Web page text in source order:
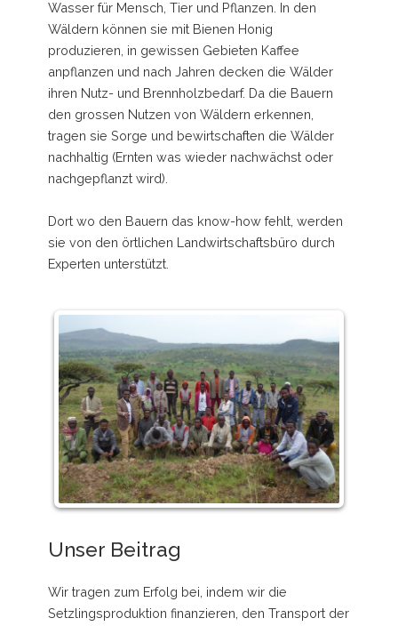
Wasser für Mensch, Tier und Pflanzen. In den
Wäldern können sie mit Bienen Honig
produzieren, in gewissen Gebieten Kaffee
anpflanzen und nach Jahren decken die Wälder
ihren Nutz- und Brennholzbedarf. Da die Bauern
den grossen Nutzen von Wäldern erkennen,
tragen sie Sorge und bewirtschaften die Wälder
nachhaltig (Ernten was wieder nachwächst oder
nachgepflanzt wird).
Dort wo den Bauern das know-how fehlt, werden
sie von den örtlichen Landwirtschaftsbüro durch
Experten unterstützt.
Unser Beitrag
Wir tragen zum Erfolg bei, indem wir die
Setzlingsproduktion finanzieren, den Transport der